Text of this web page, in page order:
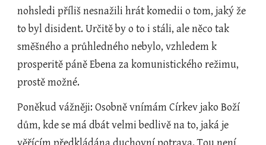
nohsledi příliš nesnažili hrát komedii o tom, jaký že
to byl disident. Určitě by o to i stáli, ale něco tak
směšného a průhledného nebylo, vzhledem k
prosperitě páně Ebena za komunistického režimu,
prostě možné.
Poněkud vážněji: Osobně vnímám Církev jako Boží
dům, kde se má dbát velmi bedlivě na to, jaká je